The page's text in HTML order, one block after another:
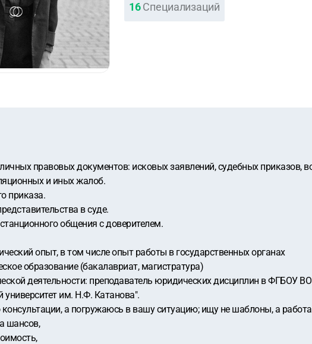
16 Специализаций
правовых документов: исковых заявлeний, cудебных пpиказов,
и иных жaлоб.
приказа.
в суде.
общения с доверителем.
опыт, в том числе опыт работы в государственных органах
образование (бакалавриат, магистратура)
деятельности: преподаватель юридических дисциплин в ФГБОУ
университет им. Н.Ф. Катанова".
а погружаюсь в вашу ситуацию; ищу не шаблоны, а
шансов,